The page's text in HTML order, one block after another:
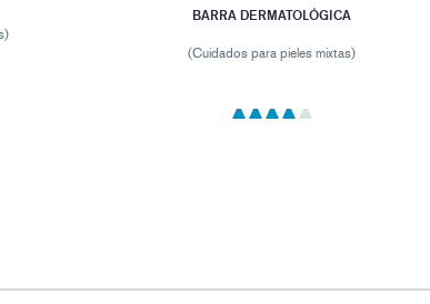
BARRA DERMATOLÓGICA
(Cuidados para pieles mixtas)